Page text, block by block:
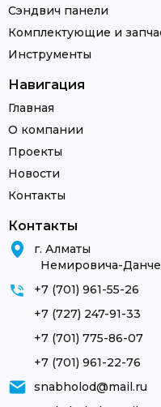
Сэндвич панели
Комплектующие и
Инструменты
Навигация
Главная
О компании
Проекты
Новости
Контакты
Контакты
г. Алматы
Немировича-
+7 (701) 961-55-26
+7 (727) 247-91-33
+7 (701) 775-86-07
+7 (701) 961-22-76
snabholod@mail.ru